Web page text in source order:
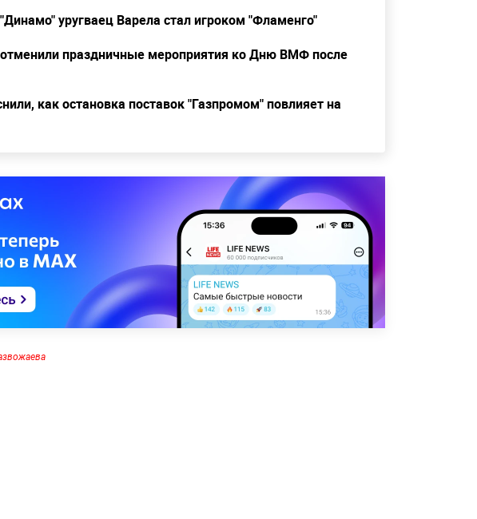
уругваец Варела стал игроком "Фламенго"
праздничные мероприятия ко Дню ВМФ после
как остановка поставок "Газпромом" повлияет на